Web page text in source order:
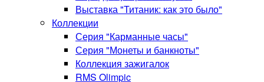
Выставка "Титаник: как это было"
Коллекции
Серия "Карманные часы"
Серия "Монеты и банкноты"
Коллекция зажигалок
RMS Olimpic